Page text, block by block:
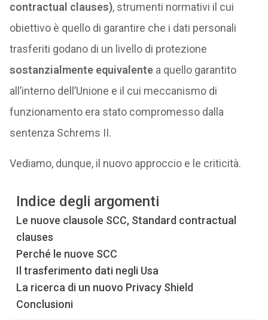
contractual clauses), strumenti normativi il cui
obiettivo è quello di garantire che i dati personali
trasferiti godano di un livello di protezione
sostanzialmente equivalente a quello garantito
all’interno dell’Unione e il cui meccanismo di
funzionamento era stato compromesso dalla
sentenza Schrems II.
Vediamo, dunque, il nuovo approccio e le criticità.
Indice degli argomenti
Le nuove clausole SCC, Standard contractual
clauses
Perché le nuove SCC
Il trasferimento dati negli Usa
La ricerca di un nuovo Privacy Shield
Conclusioni